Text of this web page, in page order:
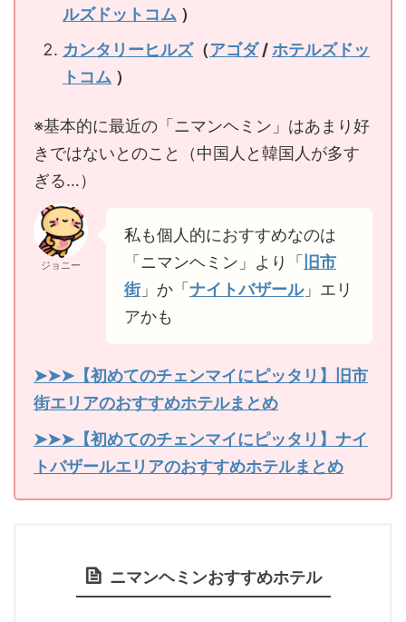
ルズドットコム ）
カンタリーヒルズ（アゴダ/ホテルズドッ
トコム ）
※基本的に最近の「ニマンヘミン」はあまり好
きではないとのこと（中国人と韓国人が多す
ぎる…）
ジョニー
私も個人的におすすめなのは
「ニマンヘミン」より「
旧市
街」か「 ナイトバザール」エリ
アかも
➤➤➤【初めてのチェンマイにピッタリ】旧市
街エリアのおすすめホテルまとめ
➤➤➤【初めてのチェンマイにピッタリ】ナイ
トバザールエリアのおすすめホテルまとめ
ニマンヘミンおすすめホテル